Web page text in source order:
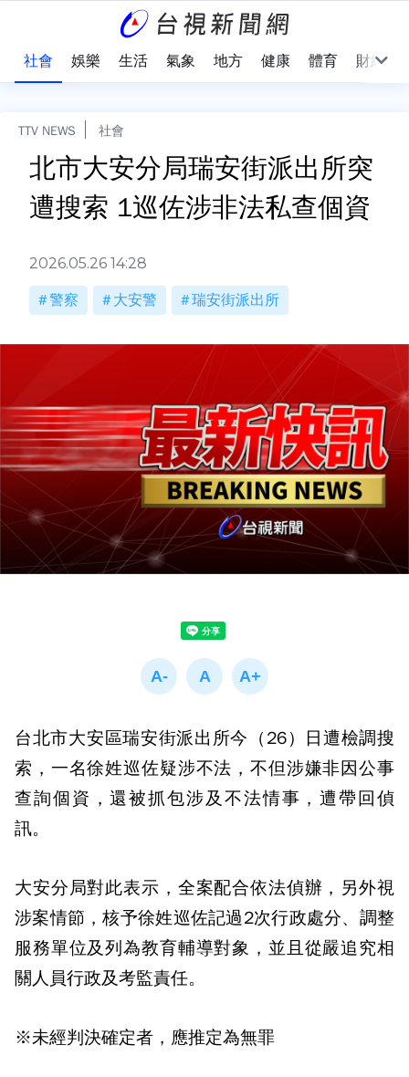
社會 娛樂 生活 氣象 地方 健康 體育 財經
TTV NEWS 社會
北市大安分局瑞安街派出所突
遭搜索 1巡佐涉非法私查個資
2026.05.26 14:28
警察 大安警 瑞安街派出所
台北市大安區瑞安街派出所今（26）日遭檢調搜
索，一名徐姓巡佐疑涉不法，不但涉嫌非因公事
查詢個資，還被抓包涉及不法情事，遭帶回偵
訊。
大安分局對此表示，全案配合依法偵辦，另外視
涉案情節，核予徐姓巡佐記過2次行政處分、調整
服務單位及列為教育輔導對象，並且從嚴追究相
關人員行政及考監責任。
※未經判決確定者，應推定為無罪